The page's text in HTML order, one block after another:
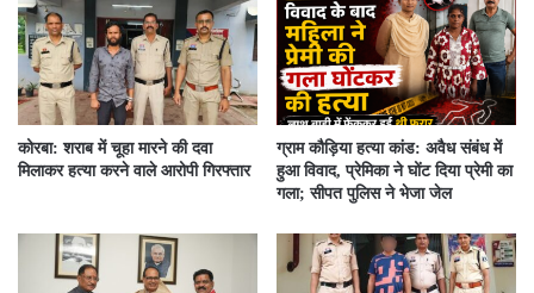
कोरबा: शराब में चूहा मारने की दवा
मिलाकर हत्या करने वाले आरोपी गिरफ्तार
ग्राम कौड़िया हत्या कांड: अवैध संबंध में
हुआ विवाद, प्रेमिका ने घोंट दिया प्रेमी का
गला; सीपत पुलिस ने भेजा जेल